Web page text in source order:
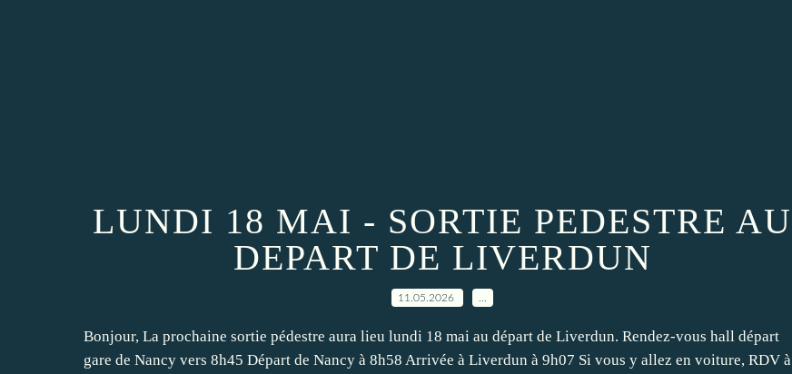
LUNDI 18 MAI - SORTIE PEDESTRE AU
DEPART DE LIVERDUN
11.05.2026
Bonjour, La prochaine sortie pédestre aura lieu lundi 18 mai au départ de Liverdun. Rendez-vous hall départ
gare de Nancy vers 8h45 Départ de Nancy à 8h58 Arrivée à Liverdun à 9h07 Si vous y allez en voiture, RDV à